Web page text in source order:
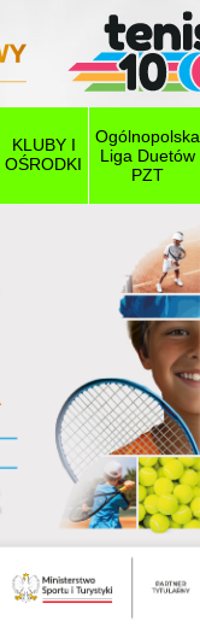
KLUBY I
OŚRODKI
Ogólnopolska
Liga Duetów
PZT